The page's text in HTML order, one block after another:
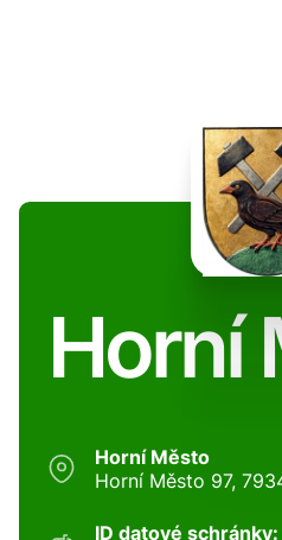
Horní
Horní Město
Horní Město 97,
ID datové schránky: